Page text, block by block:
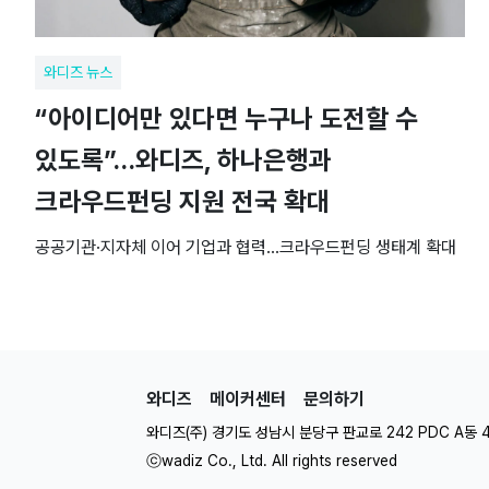
와디즈 뉴스
“아이디어만 있다면 누구나 도전할 수
있도록”…와디즈, 하나은행과
크라우드펀딩 지원 전국 확대
공공기관·지자체 이어 기업과 협력…크라우드펀딩 생태계 확대
와디즈 메이커센터 문의하기
와디즈(주) 경기도 성남시 분당구 판교로 242 PDC A동
ⓒwadiz Co., Ltd. All rights reserved